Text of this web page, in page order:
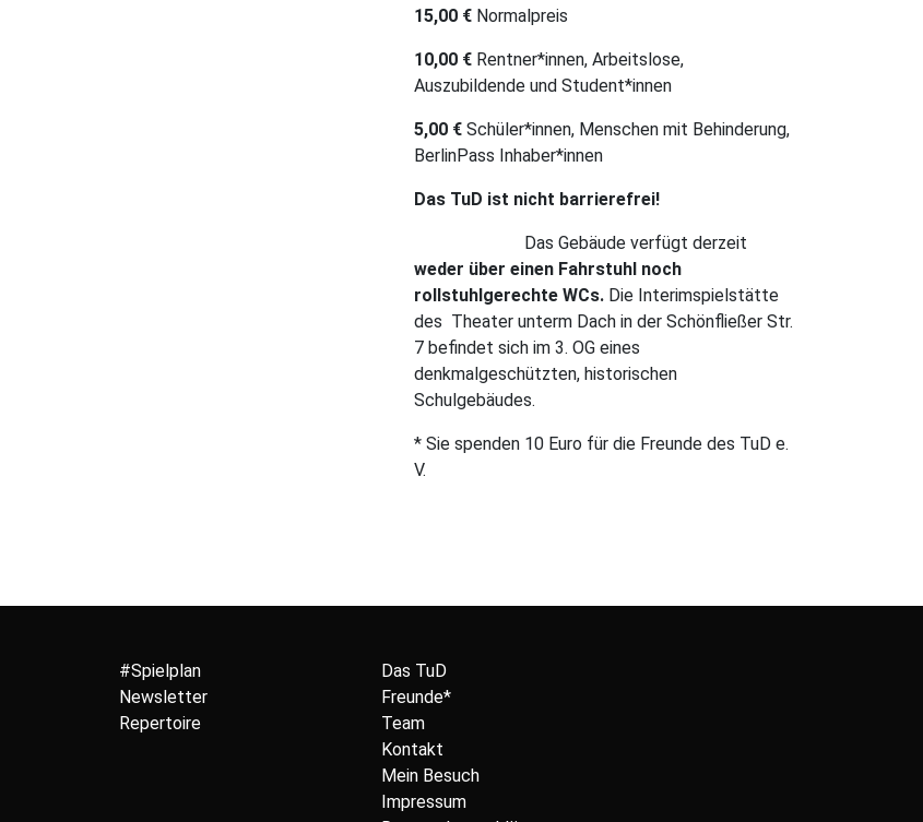
15,00 € Normalpreis
10,00 € Rentner*innen, Arbeitslose,
Auszubildende und Student*innen
5,00 € Schüler*innen, Menschen mit Behinderung,
BerlinPass Inhaber*innen
Das TuD ist nicht barrierefrei!
Das Gebäude verfügt derzeit
weder über einen Fahrstuhl noch
rollstuhlgerechte WCs. Die Interimspielstätte
des Theater unterm Dach in der Schönfließer Str.
7 befindet sich im 3. OG eines
denkmalgeschützten, historischen
Schulgebäudes.
* Sie spenden 10 Euro für die Freunde des TuD e.
V.
#Spielplan
Newsletter
Repertoire
Das TuD
Freunde*
Team
Kontakt
Mein Besuch
Impressum